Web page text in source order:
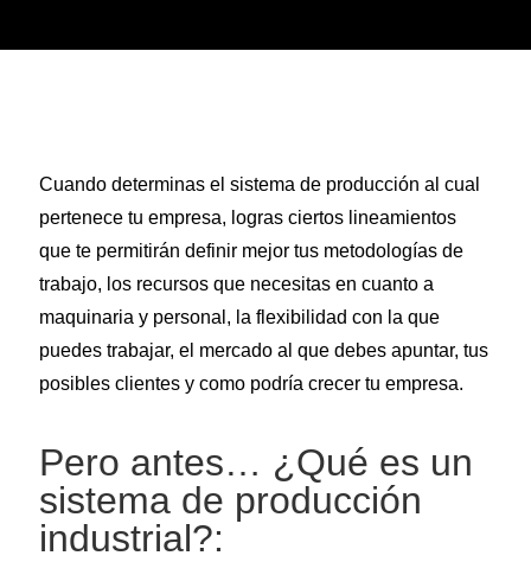
Cuando determinas el sistema de producción al cual
pertenece tu empresa, logras ciertos lineamientos
que te permitirán definir mejor tus metodologías de
trabajo, los recursos que necesitas en cuanto a
maquinaria y personal, la flexibilidad con la que
puedes trabajar, el mercado al que debes apuntar, tus
posibles clientes y como podría crecer tu empresa.
Pero antes… ¿Qué es un
sistema de producción
industrial?: